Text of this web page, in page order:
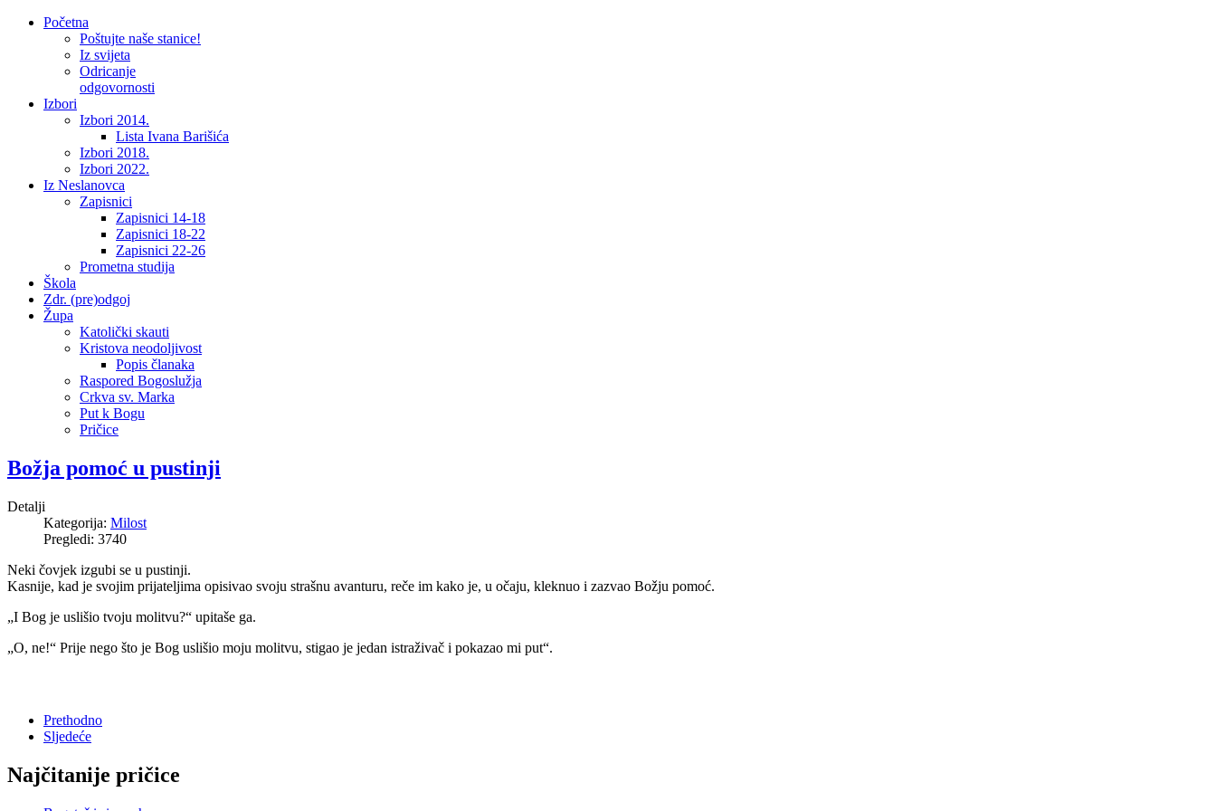
Početna
Poštujte naše stanice!
Iz svijeta
Odricanje
odgovornosti
Izbori
Izbori 2014.
Lista Ivana Barišića
Izbori 2018.
Izbori 2022.
Iz Neslanovca
Zapisnici
Zapisnici 14-18
Zapisnici 18-22
Zapisnici 22-26
Prometna studija
Škola
Zdr. (pre)odgoj
Župa
Katolički skauti
Kristova neodoljivost
Popis članaka
Raspored Bogoslužja
Crkva sv. Marka
Put k Bogu
Pričice
Božja pomoć u pustinji
Detalji
Kategorija: Milost
Pregledi: 3740
Neki čovjek izgubi se u pustinji.
Kasnije, kad je svojim prijateljima opisivao svoju strašnu avanturu, reče im kako je, u očaju, kleknuo i zazvao Božju pomoć.
„I Bog je uslišio tvoju molitvu?“ upitaše ga.
„O, ne!“ Prije nego što je Bog uslišio moju molitvu, stigao je jedan istraživač i pokazao mi put“.
Prethodno
Sljedeće
Najčitanije pričice